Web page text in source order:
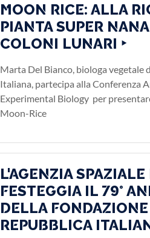
MOON RICE: ALLA
PIANTA SUPER
COLONI LUNARI ‣
Marta Del Bianco, biologa vegetale
Italiana, partecipa alla Conferenza
Experimental Biology per
Moon-Rice
L'AGENZIA
FESTEGGIA IL 79°
DELLA
REPUBBLICA